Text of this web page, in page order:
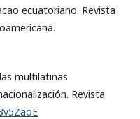
ecuatoriano. Revista
multilatinas
Revista